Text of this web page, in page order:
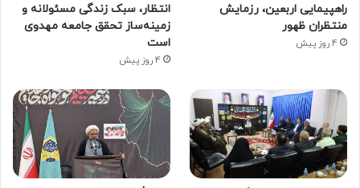
راهپیمایی اربعین، رزمایش
منتظران ظهور
4 روز پیش
انتظار، سبک زندگی مسئولانه و
زمینه‌ساز تحقق جامعه مهدوی
است
4 روز پیش